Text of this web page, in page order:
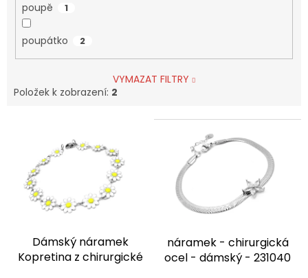
poupě 1
poupátko 2
VYMAZAT FILTRY
Položek k zobrazení: 2
Dámský náramek
Kopretina z chirurgické
náramek - chirurgická
ocel - dámský - 231040